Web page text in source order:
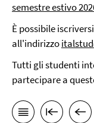
semestre estivo
È possibile
all'indirizzo
Tutti gli studenti
partecipare a